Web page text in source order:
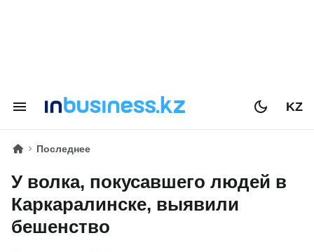
KZ
Последнее
У волка, покусавшего людей в
Каркаралинске, выявили
бешенство